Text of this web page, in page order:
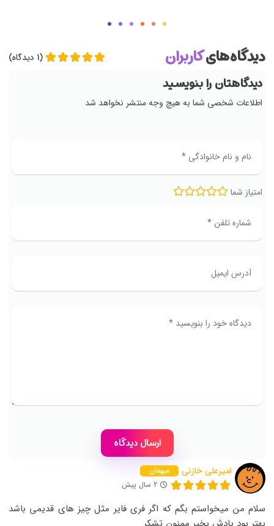
دیدگاه‌هایکاربران (1 دیدگاه)
دیدگاهتان را بنویسید
اطلاعات شخصی شما به هیچ وجه منتشر نخواهد شد
امتیاز شما
امیرعلی خازنی
میهمان
2 سال پیش
سلام من میخواستم بگم که اگر فری فایر مثل چیز های قدیمی باشد